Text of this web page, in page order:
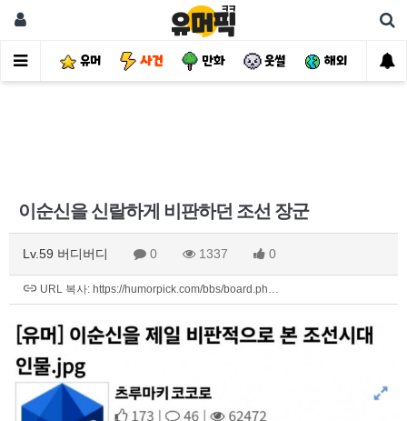
유머 사건 만화 웃썰 해외 핫
이순신을 신랄하게 비판하던 조선 장군
Lv.59 버디버디 0 1337 0
URL 복사: https://humorpick.com/bbs/board.ph…